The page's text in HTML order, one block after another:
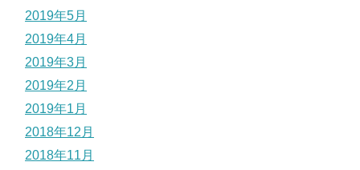
2019年5月
2019年4月
2019年3月
2019年2月
2019年1月
2018年12月
2018年11月